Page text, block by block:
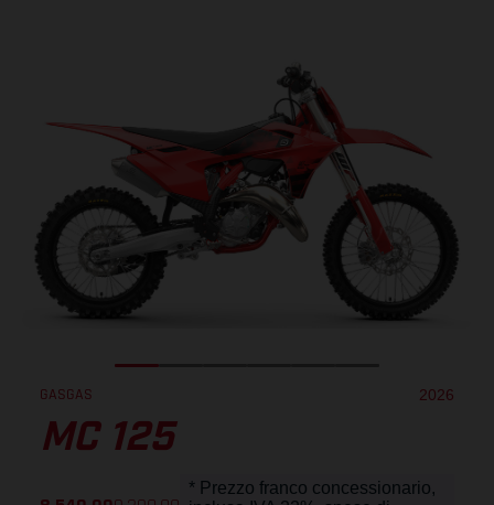
GASGAS 2026
MC 125
* Prezzo franco concessionario,